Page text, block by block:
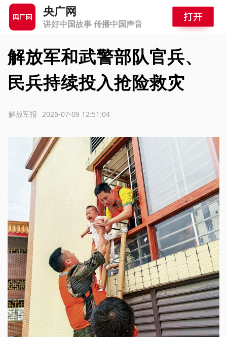
央广网
讲好中国故事 传播中国声音
解放军和武警部队官兵、
民兵持续投入抢险救灾
2026-07-09 12:51:04
解放军报